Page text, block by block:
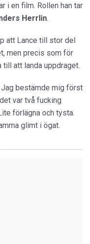
i en film. Rollen han tar
Herrlin.
att Lance till stor del
men precis som för
att landa uppdraget.
Jag bestämde mig först
var två fucking
förlägna och tysta.
glimt i ögat.